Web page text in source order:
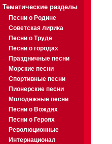
Тематические разделы
Песни о Родине
Советская лирика
Песни о Труде
Песни о городах
Праздничные песни
Морские песни
Спортивные песни
Пионерские песни
Молодежные песни
Песни о Вождях
Песни о Героях
Революционные
Интернационал